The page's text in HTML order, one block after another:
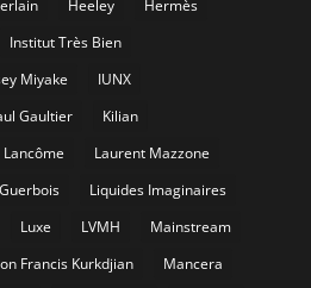
Heeley
Hermès
Institut Très Bien
Miyake
IUNX
Gaultier
Kilian
Lancôme
Laurent Mazzone
Liquides Imaginaires
Luxe LVMH
Mainstream
Francis Kurkdjian
Mancera